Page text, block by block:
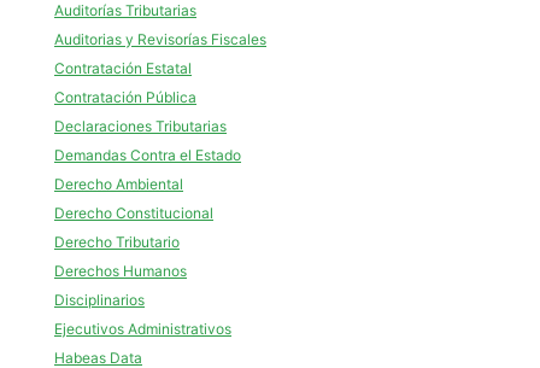
Auditorías Tributarias
Auditorias y Revisorías Fiscales
Contratación Estatal
Contratación Pública
Declaraciones Tributarias
Demandas Contra el Estado
Derecho Ambiental
Derecho Constitucional
Derecho Tributario
Derechos Humanos
Disciplinarios
Ejecutivos Administrativos
Habeas Data